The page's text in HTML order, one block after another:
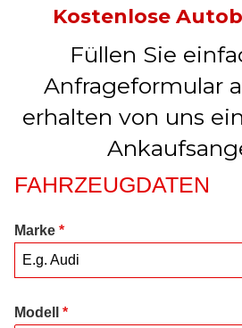
Kostenlose
Füllen Sie
Anfrageformular
erhalten von uns
FAHRZEUGDATEN
Marke *
E.g. Audi
Modell *